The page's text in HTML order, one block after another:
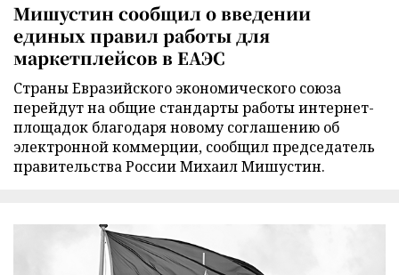
Мишустин сообщил о введении
единых правил работы для
маркетплейсов в ЕАЭС
Страны Евразийского экономического союза
перейдут на общие стандарты работы интернет-
площадок благодаря новому соглашению об
электронной коммерции, сообщил председатель
правительства России Михаил Мишустин.